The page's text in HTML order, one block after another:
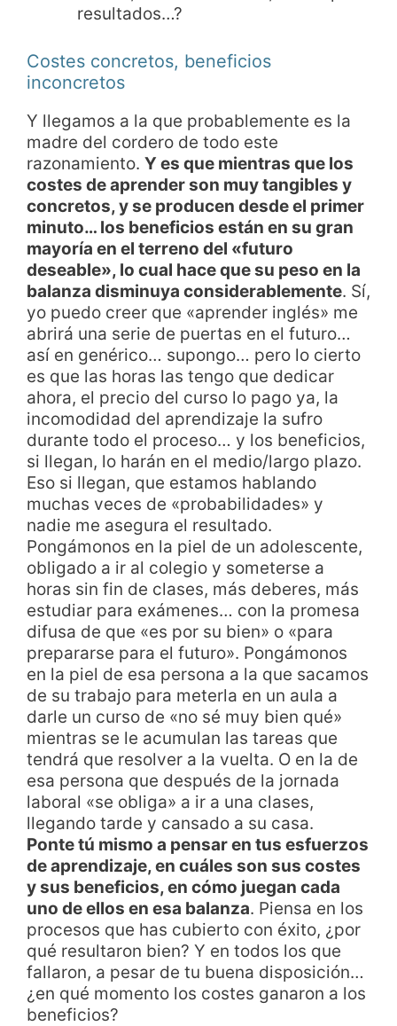
resultados…?
Costes concretos, beneficios
inconcretos
Y llegamos a la que probablemente es la
madre del cordero de todo este
razonamiento. Y es que mientras que los
costes de aprender son muy tangibles y
concretos, y se producen desde el primer
minuto… los beneficios están en su gran
mayoría en el terreno del «futuro
deseable», lo cual hace que su peso en la
balanza disminuya considerablemente. Sí,
yo puedo creer que «aprender inglés» me
abrirá una serie de puertas en el futuro…
así en genérico… supongo… pero lo cierto
es que las horas las tengo que dedicar
ahora, el precio del curso lo pago ya, la
incomodidad del aprendizaje la sufro
durante todo el proceso… y los beneficios,
si llegan, lo harán en el medio/largo plazo.
Eso si llegan, que estamos hablando
muchas veces de «probabilidades» y
nadie me asegura el resultado.
Pongámonos en la piel de un adolescente,
obligado a ir al colegio y someterse a
horas sin fin de clases, más deberes, más
estudiar para exámenes… con la promesa
difusa de que «es por su bien» o «para
prepararse para el futuro». Pongámonos
en la piel de esa persona a la que sacamos
de su trabajo para meterla en un aula a
darle un curso de «no sé muy bien qué»
mientras se le acumulan las tareas que
tendrá que resolver a la vuelta. O en la de
esa persona que después de la jornada
laboral «se obliga» a ir a una clases,
llegando tarde y cansado a su casa.
Ponte tú mismo a pensar en tus esfuerzos
de aprendizaje, en cuáles son sus costes
y sus beneficios, en cómo juegan cada
uno de ellos en esa balanza. Piensa en los
procesos que has cubierto con éxito, ¿por
qué resultaron bien? Y en todos los que
fallaron, a pesar de tu buena disposición…
¿en qué momento los costes ganaron a los
beneficios?